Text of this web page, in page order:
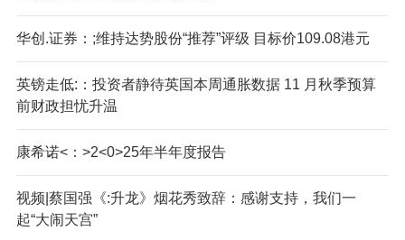
华创.证券：;维持达势股份“推荐”评级 目标价109.08港元
英镑走低:：投资者静待英国本周通胀数据 11 月秋季预算
前财政担忧升温
康希诺<：>2<0>25年半年度报告
视频|蔡国强《:升龙》烟花秀致辞：感谢支持，我们一
起“大闹天宫”